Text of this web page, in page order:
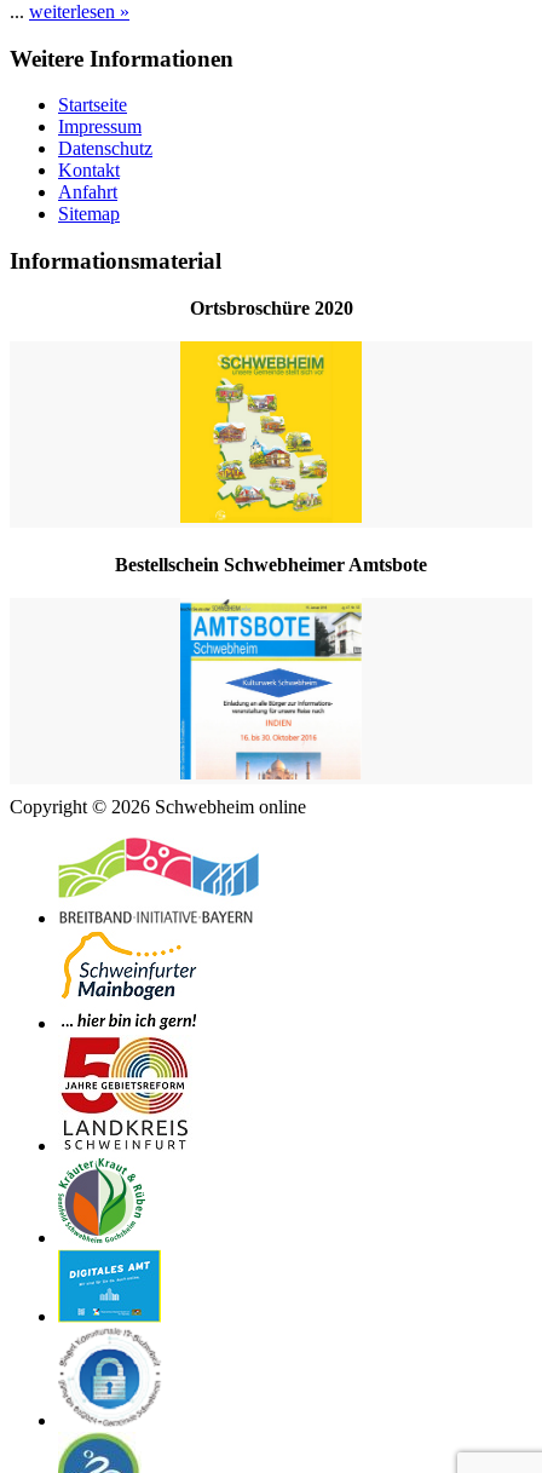
... weiterlesen »
Weitere Informationen
Startseite
Impressum
Datenschutz
Kontakt
Anfahrt
Sitemap
Informationsmaterial
Ortsbroschüre 2020
Bestellschein Schwebheimer Amtsbote
Copyright © 2026 Schwebheim online